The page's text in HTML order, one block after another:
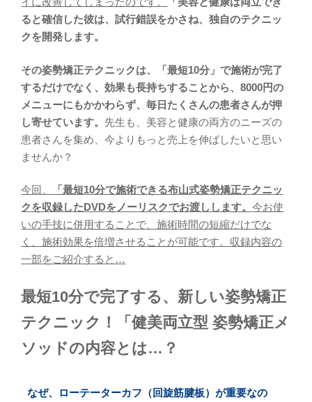
ると確信した彼は、試行錯誤をかさね、独自のテクニッ
クを開発します。
その姿勢矯正テクニックは、「最短10分」で施術が完了
するだけでなく、効果も長持ちすることから、8000円の
メニューにもかかわらず、毎日たくさんの患者さんが押
し寄せています。 先生も、美容と健康の両方のニーズの
患者さんを集め、今よりもっと売上を伸ばしたいと思い
ませんか？
今回、
「最短10分で施術できる布山式姿勢矯正テクニッ
クを収録したDVDをノーリスクでお渡しします。今お使
いの手技に併用することで、施術時間の短縮だけでな
く、施術効果を倍増させることが可能です。収録内容の
一部をご紹介すると…
最短10分で完了する、新しい姿勢矯正
テクニック！「健美両立型 姿勢矯正メ
ソッドの内容とは…？
なぜ、ローテーターカフ（回旋筋腱板）が重要なの